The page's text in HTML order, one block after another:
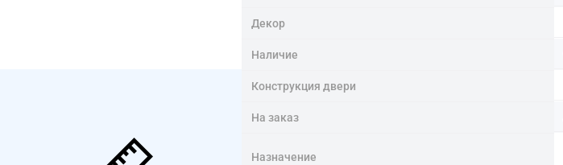
Декор
Наличие
Конструкция двери
На заказ
Назначение